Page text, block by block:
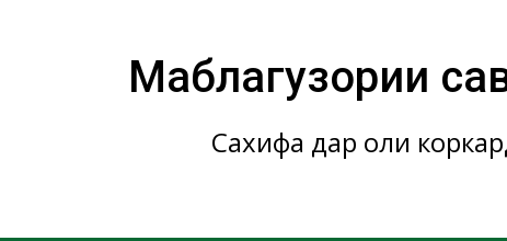
Маблағгузории
Сахифа дар ҳоли